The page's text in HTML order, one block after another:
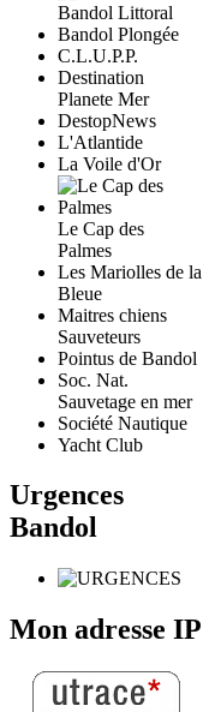
Bandol Littoral
Bandol Plongée
C.L.U.P.P.
Destination
Planete Mer
DestopNews
L'Atlantide
La Voile d'Or
Le Cap des
Palmes
Les Mariolles de la
Bleue
Maitres chiens
Sauveteurs
Pointus de Bandol
Soc. Nat.
Sauvetage en mer
Société Nautique
Yacht Club
Urgences
Bandol
Mon adresse IP